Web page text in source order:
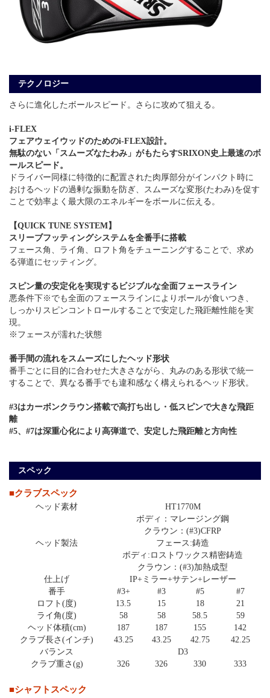
テクノロジー
さらに進化したボールスピード。さらに攻めて狙える。
i-FLEX
フェアウェイウッドのためのi-FLEX設計。
無駄のない「スムーズなたわみ」がもたらすSRIXON史上最速のボ
ールスピード。
ドライバー同様に特徴的に配置された肉厚部分がインパクト時に
おけるヘッドの過剰な振動を防ぎ、スムーズな変形(たわみ)を促す
ことで効率よく最大限のエネルギーをボールに伝える。
【QUICK TUNE SYSTEM】
スリーブフッティングシステムを全番手に搭載
フェース角、ライ角、ロフト角をチューニングすることで、求め
る弾道にセッティング。
スピン量の安定化を実現するビジブルな全面フェースライン
悪条件下※でも全面のフェースラインによりボールが食いつき、
しっかりスピンコントロールすることで安定した飛距離性能を実
現。
※フェースが濡れた状態
番手間の流れをスムーズにしたヘッド形状
番手ごとに目的に合わせた大きさながら、丸みのある形状で統一
することで、異なる番手でも違和感なく構えられるヘッド形状。
#3はカーボンクラウン搭載で高打ち出し・低スピンで大きな飛距
離
#5、#7は深重心化により高弾道で、安定した飛距離と方向性
スペック
■クラブスペック
ヘッド素材
HT1770M
ボディ：マレージング鋼
クラウン：(#3)CFRP
ヘッド製法
フェース:鋳造
ボディ:ロストワックス精密鋳造
クラウン：(#3)加熱成型
仕上げ
IP+ミラー+サテン+レーザー
番手
#3+ #3 #5
#7
ロフト(度)
13.5 15 18
21
ライ角(度)
58 58 58.5
59
ヘッド体積(cm)
187 187 155
142
クラブ長さ(インチ)
43.25 43.25 42.75
42.25
バランス
D3
クラブ重さ(g)
326 326 330 333
■シャフトスペック